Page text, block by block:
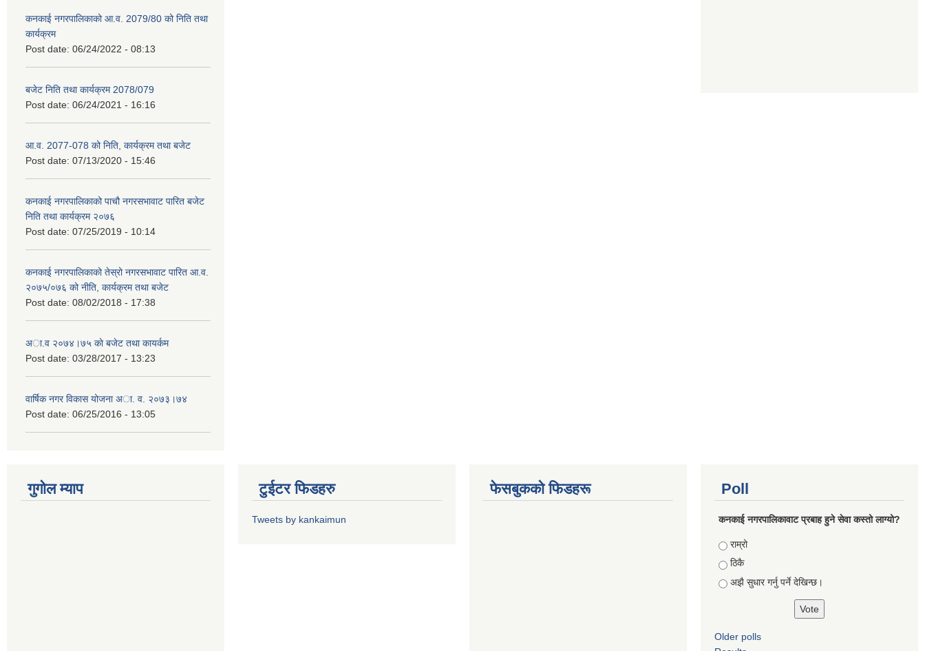
कनकाई नगरपालिकाको आ.व. 2079/80 को निति तथा
कार्यक्रम
Post date: 06/24/2022 - 08:13
बजेट निति तथा कार्यक्रम 2078/079
Post date: 06/24/2021 - 16:16
आ.व. 2077-078 को निति, कार्यक्रम तथा बजेट
Post date: 07/13/2020 - 15:46
कनकाई नगरपालिकाको पाचौ नगरसभावाट पारित बजेट
निति तथा कार्यक्रम २०७६
Post date: 07/25/2019 - 10:14
कनकाई नगरपालिकाको तेस्रो नगरसभावाट पारित आ.व.
२०७५/०७६ को नीति, कार्यक्रम तथा बजेट
Post date: 08/02/2018 - 17:38
अा.व २०७४।७५ काे बजेट तथा कायर्कम
Post date: 03/28/2017 - 13:23
वार्षिक नगर विकास योजना अा. व. २०७३।७४
Post date: 06/25/2016 - 13:05
गुगोल म्याप टुईटर फिडहरु
Tweets by kankaimun
फेसबुकको फिडहरू Poll
कनकाई नगरपालिकावाट प्रबाह हुने सेवा कस्तो लाग्यो?
Choices
राम्रो
ठिकै
अझै सुधार गर्नु पर्ने देखिन्छ।
Older polls